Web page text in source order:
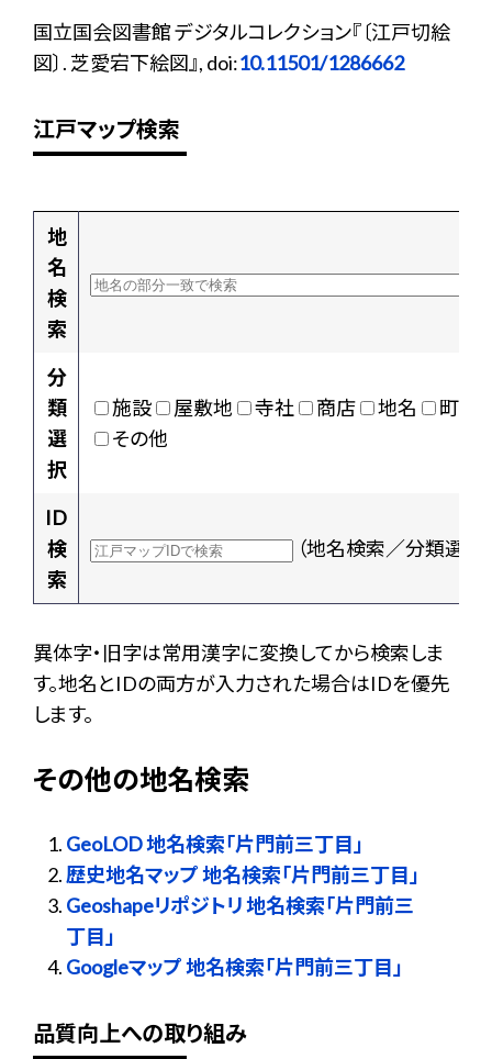
国立国会図書館 デジタルコレクション『〔江戸切絵
図〕. 芝愛宕下絵図』, doi:10.11501/1286662
江戸マップ検索
地
名
検
索
分
類
選
択
施設 屋敷地 寺社 商店 地名
町村
その他
ID
検
索
（地名検索／分類選択
異体字・旧字は常用漢字に変換してから検索しま
す。地名とIDの両方が入力された場合はIDを優先
します。
その他の地名検索
GeoLOD 地名検索「片門前三丁目」
歴史地名マップ 地名検索「片門前三丁目」
Geoshapeリポジトリ 地名検索「片門前三
丁目」
Googleマップ 地名検索「片門前三丁目」
品質向上への取り組み